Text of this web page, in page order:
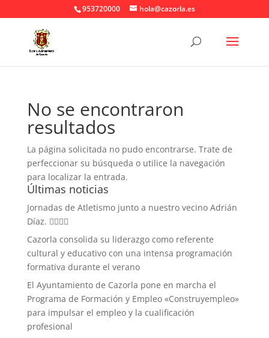
953720000 hola@cazorla.es
No se encontraron
resultados
La página solicitada no pudo encontrarse. Trate de
perfeccionar su búsqueda o utilice la navegación
para localizar la entrada.
Últimas noticias
Jornadas de Atletismo junto a nuestro vecino Adrián
Díaz. 🏃‍♀️🏃‍♂️
Cazorla consolida su liderazgo como referente
cultural y educativo con una intensa programación
formativa durante el verano
El Ayuntamiento de Cazorla pone en marcha el
Programa de Formación y Empleo «Construyempleo»
para impulsar el empleo y la cualificación
profesional